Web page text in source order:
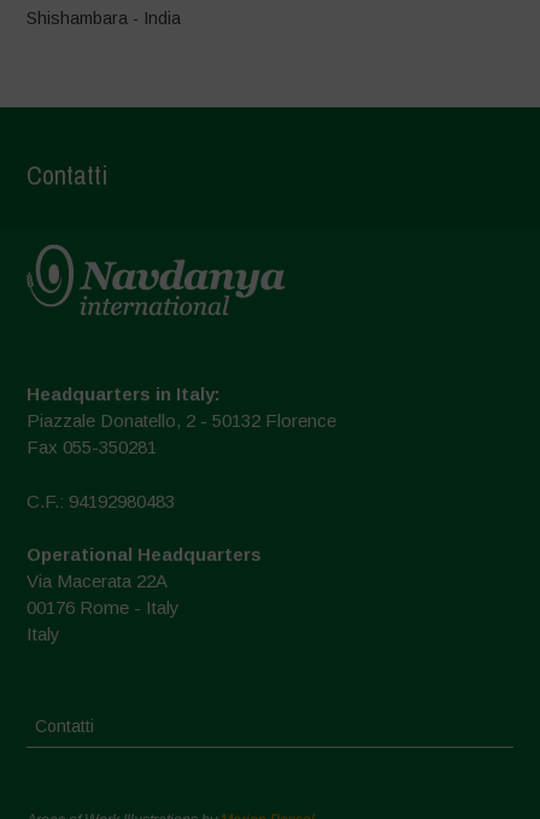
Shishambara - India
Contatti
Headquarters in Italy:
Piazzale Donatello, 2 - 50132 Florence
Fax 055-350281
C.F.: 94192980483
Operational Headquarters
Via Macerata 22A
00176 Rome - Italy
Italy
Contatti